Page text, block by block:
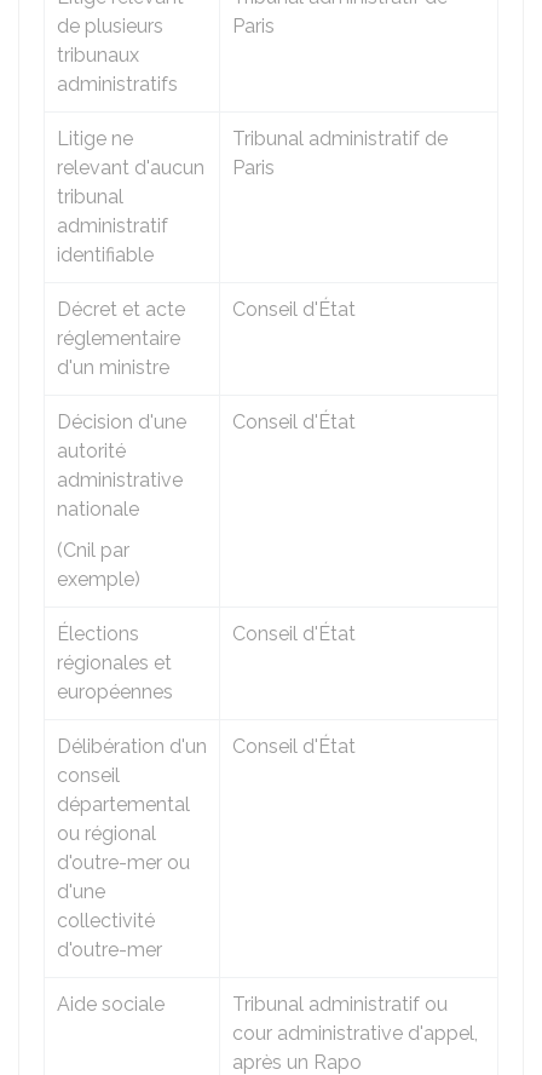
de plusieurs
tribunaux
administratifs
Paris
Litige ne
relevant d'aucun
tribunal
administratif
identifiable
Tribunal administratif de
Paris
Décret et acte
réglementaire
d'un ministre
Conseil d'État
Décision d'une
autorité
administrative
nationale
(Cnil par
exemple)
Conseil d'État
Élections
régionales et
européennes
Conseil d'État
Délibération d'un
conseil
départemental
ou régional
d'outre-mer ou
d'une
collectivité
d'outre-mer
Conseil d'État
Aide sociale
Tribunal administratif ou
cour administrative d'appel,
après un Rapo